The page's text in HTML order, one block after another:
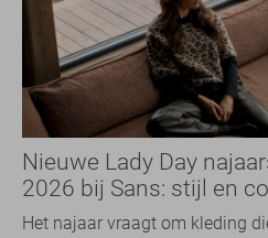
Nieuwe Lady Day
2026 bij Sans: stijl en
travelkwaliteit
Het najaar vraagt om kleding